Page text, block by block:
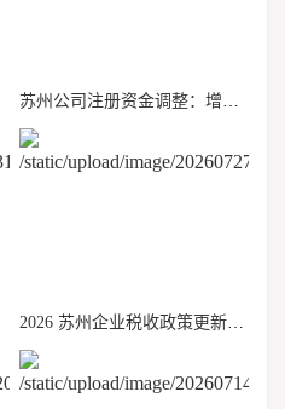
2026 苏州企业税收政策更新，小规模、一般纳税人适用优惠整理